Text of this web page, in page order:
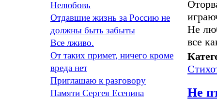
Нелюбовь
Отдавшие жизнь за Россию не
должны быть забыты
Все лживо.
От таких примет, ничего кроме
вреда нет
Приглашаю к разговору
Памяти Сергея Есенина
Не
все
Не